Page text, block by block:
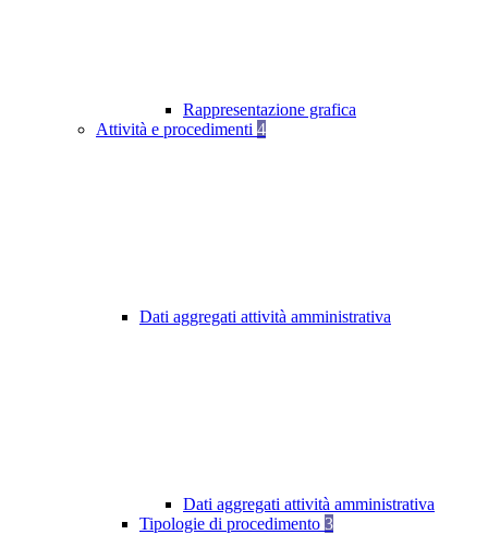
Rappresentazione grafica
Attività e procedimenti 4
Dati aggregati attività amministrativa
Dati aggregati attività amministrativa
Tipologie di procedimento 3